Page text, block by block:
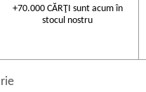
+70.000 CĂRŢI sunt acum în
stocul nostru